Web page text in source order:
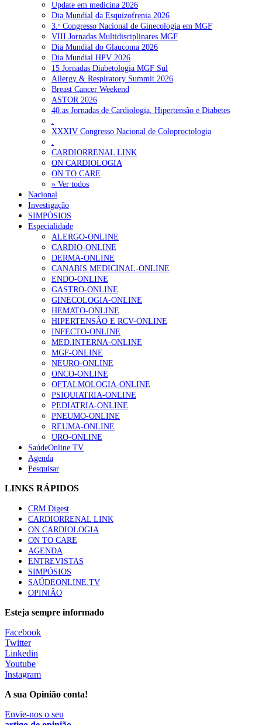
Update em medicina 2026
Dia Mundial da Esquizofrenia 2026
3.ᵒ Congresso Nacional de Ginecologia em MGF
VIII Jornadas Multidisciplinares MGF
Dia Mundial do Glaucoma 2026
Dia Mundial HPV 2026
15 Jornadas Diabetologia MGF Sul
Allergy & Respiratory Summit 2026
Breast Cancer Weekend
ASTOR 2026
40.as Jornadas de Cardiologia, Hipertensão e Diabetes
.
XXXIV Congresso Nacional de Coloproctologia
.
CARDIORRENAL LINK
ON CARDIOLOGIA
ON TO CARE
» Ver todos
Nacional
Investigação
SIMPÓSIOS
Especialidade
ALERGO-ONLINE
CARDIO-ONLINE
DERMA-ONLINE
CANABIS MEDICINAL-ONLINE
ENDO-ONLINE
GASTRO-ONLINE
GINECOLOGIA-ONLINE
HEMATO-ONLINE
HIPERTENSÃO E RCV-ONLINE
INFECTO-ONLINE
MED.INTERNA-ONLINE
MGF-ONLINE
NEURO-ONLINE
ONCO-ONLINE
OFTALMOLOGIA-ONLINE
PSIQUIATRIA-ONLINE
PEDIATRIA-ONLINE
PNEUMO-ONLINE
REUMA-ONLINE
URO-ONLINE
SaúdeOnline TV
Agenda
Pesquisar
LINKS RÁPIDOS
CRM Digest
CARDIORRENAL LINK
ON CARDIOLOGIA
ON TO CARE
AGENDA
ENTREVISTAS
SIMPÓSIOS
SAÚDEONLINE.TV
OPINIÃO
Esteja sempre informado
Facebook
Twitter
Linkedin
Youtube
Instagram
A sua Opinião conta!
Envie-nos o seu